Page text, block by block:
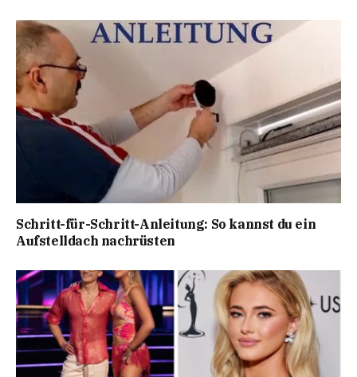
Schritt-für-Schritt-Anleitung: So kannst du ein
Aufstelldach nachrüsten